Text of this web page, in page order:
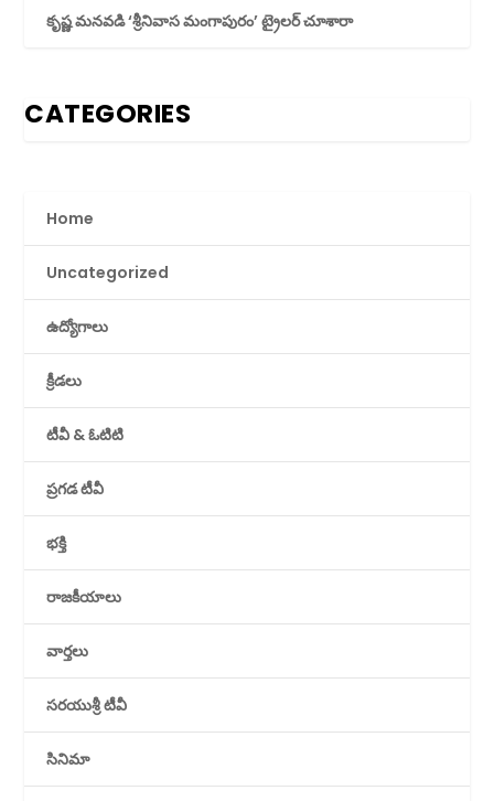
కృష్ణ మనవడి ‘శ్రీనివాస మంగాపురం’ ట్రైలర్ చూశారా
CATEGORIES
Home
Uncategorized
ఉద్యోగాలు
క్రీడలు
టీవీ & ఓటిటి
ప్రగడ టీవీ
భక్తి
రాజకీయాలు
వార్తలు
సరయుశ్రీ టీవీ
సినిమా